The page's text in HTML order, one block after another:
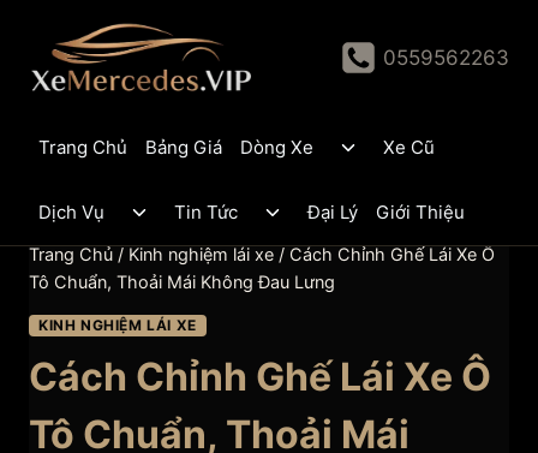
content
0559562263
Trang Chủ Bảng Giá Dòng Xe
ToggleXe Cũ
Dịch Vụ
Toggle
menu
Tin Tức
Toggle
menu
Đại Lý Giới Thiệu
Trang Chủ / Kinh nghiệm lái xe / Cách Chỉnh Ghế Lái Xe Ô
Tô Chuẩn, Thoải Mái Không Đau Lưng
KINH NGHIỆM LÁI XE
Cách Chỉnh Ghế Lái Xe Ô
Tô Chuẩn, Thoải Mái